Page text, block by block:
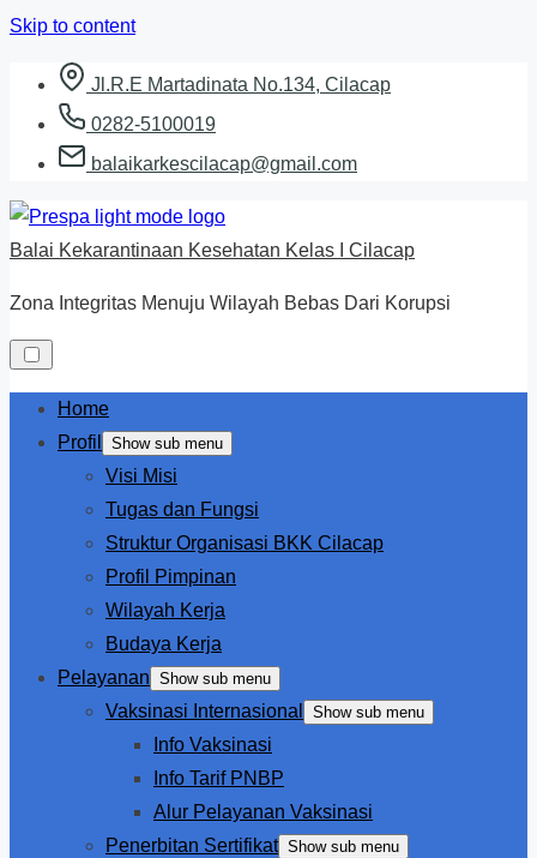
Skip to content
Jl.R.E Martadinata No.134, Cilacap
0282-5100019
balaikarkescilacap@gmail.com
Balai Kekarantinaan Kesehatan Kelas I Cilacap
Zona Integritas Menuju Wilayah Bebas Dari Korupsi
Home
Profil
Show sub menu
Visi Misi
Tugas dan Fungsi
Struktur Organisasi BKK Cilacap
Profil Pimpinan
Wilayah Kerja
Budaya Kerja
Pelayanan Show sub menu
Vaksinasi Internasional Show sub menu
Info Vaksinasi
Info Tarif PNBP
Alur Pelayanan Vaksinasi
Penerbitan Sertifikat Show sub menu